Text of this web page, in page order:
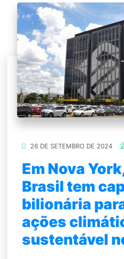
26 DE SETEMBRO DE 2024
Em Nova
Brasil tem
bilionária
ações
sustentável